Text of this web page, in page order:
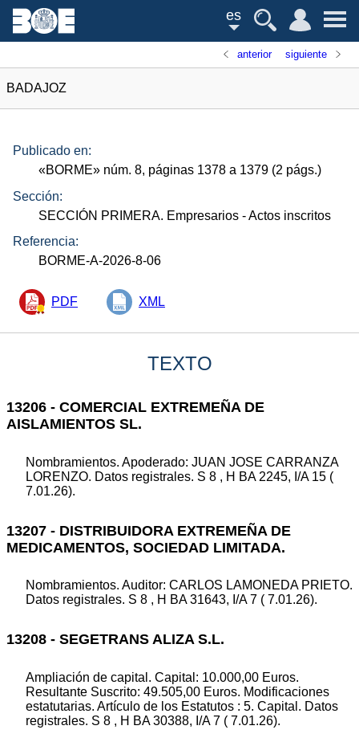
es
anterior siguiente
BADAJOZ
Publicado en:
«BORME» núm. 8, páginas 1378 a 1379 (2 págs.)
Sección:
SECCIÓN PRIMERA. Empresarios - Actos inscritos
Referencia:
BORME-A-2026-8-06
PDF XML
TEXTO
13206 - COMERCIAL EXTREMEÑA DE
AISLAMIENTOS SL.
Nombramientos. Apoderado: JUAN JOSE CARRANZA
LORENZO. Datos registrales. S 8 , H BA 2245, I/A 15 (
7.01.26).
13207 - DISTRIBUIDORA EXTREMEÑA DE
MEDICAMENTOS, SOCIEDAD LIMITADA.
Nombramientos. Auditor: CARLOS LAMONEDA PRIETO.
Datos registrales. S 8 , H BA 31643, I/A 7 ( 7.01.26).
13208 - SEGETRANS ALIZA S.L.
Ampliación de capital. Capital: 10.000,00 Euros.
Resultante Suscrito: 49.505,00 Euros. Modificaciones
estatutarias. Artículo de los Estatutos : 5. Capital. Datos
registrales. S 8 , H BA 30388, I/A 7 ( 7.01.26).